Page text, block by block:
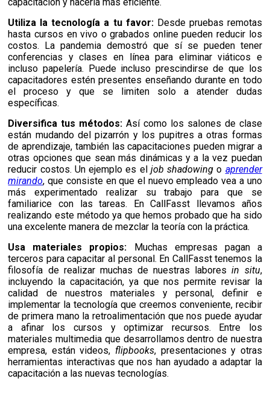
Utiliza la tecnología a tu favor: Desde pruebas remotas
hasta cursos en vivo o grabados online pueden reducir los
costos. La pandemia demostró que sí se pueden tener
conferencias y clases en línea para eliminar viáticos e
incluso papelería. Puede incluso prescindirse de que los
capacitadores estén presentes enseñando durante en todo
el proceso y que se limiten solo a atender dudas
específicas.
Diversifica tus métodos: Así como los salones de clase
están mudando del pizarrón y los pupitres a otras formas
de aprendizaje, también las capacitaciones pueden migrar a
otras opciones que sean más dinámicas y a la vez puedan
reducir costos. Un ejemplo es el job shadowingo aprender
mirando, que consiste en que el nuevo empleado vea a uno
más experimentado realizar su trabajo para que se
familiarice con las tareas. En CallFasst llevamos años
realizando este método ya que hemos probado que ha sido
una excelente manera de mezclar la teoría con la práctica.
Usa materiales propios: Muchas empresas pagan a
terceros para capacitar al personal. En CallFasst tenemos la
filosofía de realizar muchas de nuestras laboresin situ,
incluyendo la capacitación, ya que nos permite revisar la
calidad de nuestros materiales y personal, definir e
implementar la tecnología que creemos conveniente, recibir
de primera mano la retroalimentación que nos puede ayudar
a afinar los cursos y optimizar recursos. Entre los
materiales multimedia que desarrollamos dentro de nuestra
empresa, están videos, flipbooks, presentaciones y otras
herramientas interactivas que nos han ayudado a adaptar la
capacitación a las nuevas tecnologías.